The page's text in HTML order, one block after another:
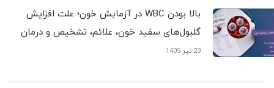
بالا بودن WBC در آزمایش خون؛ علت افزایش
گلبول‌های سفید خون، علائم، تشخیص و درمان
23 تیر 1405